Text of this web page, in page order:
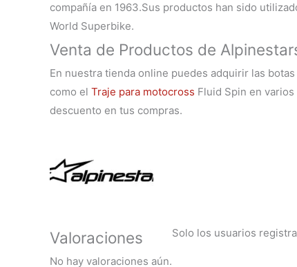
compañía en 1963.Sus productos han sido
World Superbike.
Venta de Productos de
En nuestra tienda online puedes adquirir las
como el Traje para motocross Fluid Spin en
descuento en tus compras.
Valoraciones
No hay valoraciones aún.
Solo los usuarios